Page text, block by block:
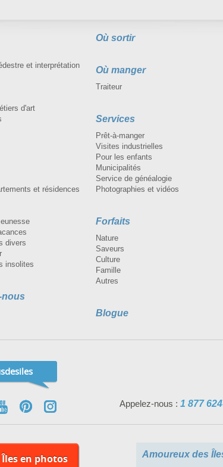
et interprétation
d'art
et résidences
divers
insolites
nous
Où sortir
Où manger
Traiteur
Services
Prêt-à-manger
Visites industrielles
Pour les enfants
Municipalités
Service de généalogie
Photographies et vidéos
Forfaits
Nature
Saveurs
Culture
Famille
Autres
Blogue
Appelez-nous : 1 877
Îles en photos Amoureux des